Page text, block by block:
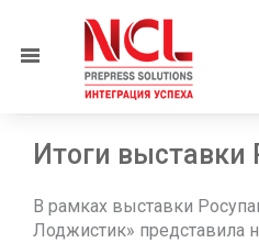
Menu
Итоги выставки
В рамках выставки
Лоджистик» представила